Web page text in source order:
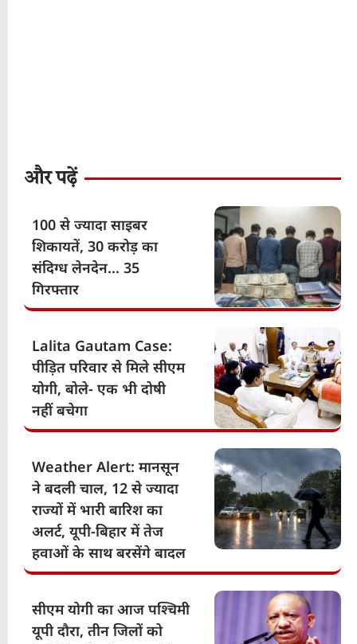
और पढ़ें
100 से ज्यादा साइबर
शिकायतें, 30 करोड़ का
संदिग्ध लेनदेन… 35
गिरफ्तार
Lalita Gautam Case:
पीड़ित परिवार से मिले सीएम
योगी, बोले- एक भी दोषी
नहीं बचेगा
Weather Alert: मानसून
ने बदली चाल, 12 से ज्यादा
राज्यों में भारी बारिश का
अलर्ट, यूपी-बिहार में तेज
हवाओं के साथ बरसेंगे बादल
सीएम योगी का आज पश्चिमी
यूपी दौरा, तीन जिलों को